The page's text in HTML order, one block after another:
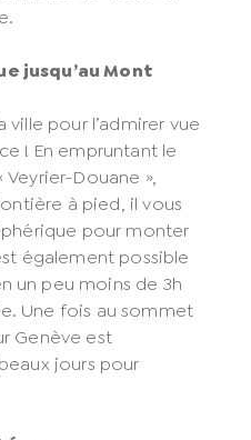
jusqu’au Mont
ville pour l’admirer vue
! En empruntant le
Douane »,
à pied, il vous
pour monter
également possible
un peu moins de 3h
Une fois au sommet
Genève est
jours pour